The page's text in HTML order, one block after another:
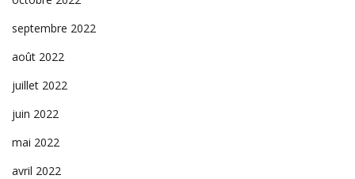
septembre 2022
août 2022
juillet 2022
juin 2022
mai 2022
avril 2022